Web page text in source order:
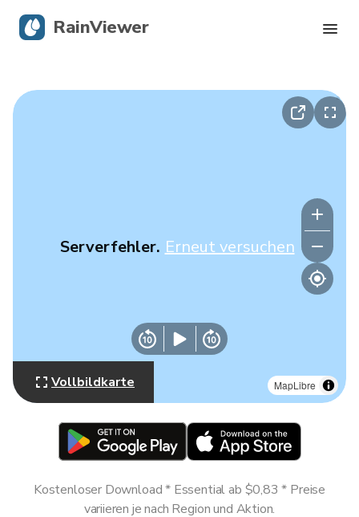
MapLibre
Serverfehler. Erneut versuchen
Vollbildkarte
Kostenloser Download * Essential ab $0,83 * Preise
variieren je nach Region und Aktion.
RainViewer